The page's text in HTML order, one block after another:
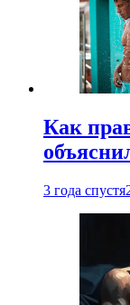
Как
3 года спустя